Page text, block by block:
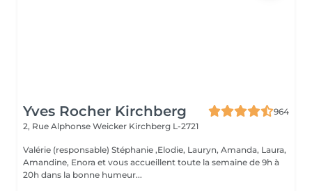
Yves Rocher Kirchberg
964
2, Rue Alphonse Weicker Kirchberg L-2721
Valérie (responsable) Stéphanie ,Elodie, Lauryn, Amanda, Laura,
Amandine, Enora et vous accueillent toute la semaine de 9h à
20h dans la bonne humeur...